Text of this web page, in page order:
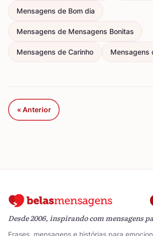
Mensagens de Bom dia
Mensagens de Mensagens Bonitas
Mensagens de Carinho Mensagens
« Anterior
Desde 2006, inspirando com mensagens
Frases, mensagens e histórias para